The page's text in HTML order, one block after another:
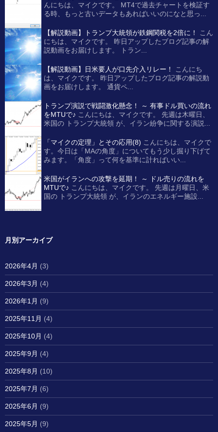
んにちは、マイクです。 MT4で過去チャートを検証す
る時、もっと古いデータもあればいいのになと思っ...
【解説動画】トランプ大統領が鉄鋼関税を2倍に！
こん
にちは、マイクです。 昨日アップしたブログ記事の解
説動画をお届けします。 トラン...
【解説動画】日米要人が口先介入リレー！
こんにち
は、マイクです。 昨日アップしたブログ記事の解説動
画をお届けします。 通貨ペ...
トランプ演説で戦闘激化懸念！ ～ 有事ドル買いの流れ
をMTUで♪ こんにちは、マイクです。 先週は木曜日、
米国の トランプ大統領 が、イラン紛争に関する演説...
「マイクの定理」とその応用(8) こんにちは、マイクで
す。今日は「MAの角度」についてもう少し掘り下げて
みます。「角度」って何を基準に計ればいい...
米国がイランへの攻撃を延期！ ～ ドル売りの流れを
MTUで♪ こんにちは、マイクです。 先週は月曜日、米
国の トランプ大統領 が、イランのエネルギー施設...
月別アーカイブ
2026年4月 (3)
2026年3月 (4)
2026年1月 (9)
2025年11月 (4)
2025年10月 (4)
2025年9月 (4)
2025年8月 (10)
2025年7月 (6)
2025年6月 (9)
2025年5月 (9)